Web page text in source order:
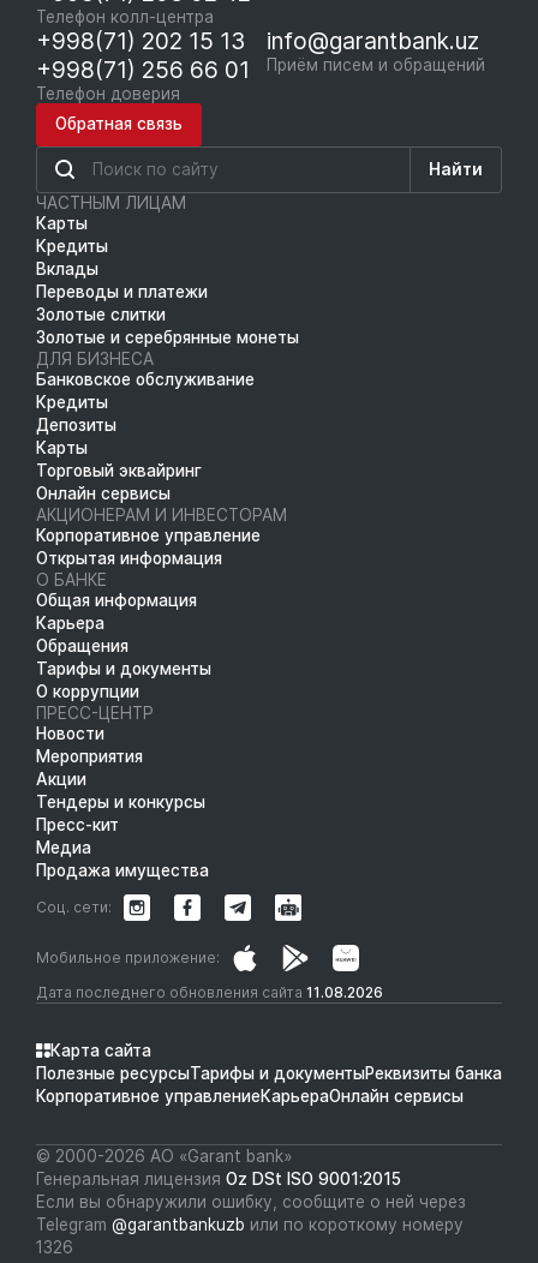
Телефон колл-центра
+998(71) 202 15 13
+998(71) 256 66 01
Телефон доверия
info@garantbank.uz
Приём писем и обращений
Обратная связь
Найти
ЧАСТНЫМ ЛИЦАМ
Карты
Кредиты
Вклады
Переводы и платежи
Золотые слитки
Золотые и серебрянные монеты
ДЛЯ БИЗНЕСА
Банковское обслуживание
Кредиты
Депозиты
Карты
Торговый эквайринг
Онлайн сервисы
АКЦИОНЕРАМ И ИНВЕСТОРАМ
Корпоративное управление
Открытая информация
О БАНКЕ
Общая информация
Карьера
Обращения
Тарифы и документы
О коррупции
ПРЕСС-ЦЕНТР
Новости
Мероприятия
Акции
Тендеры и конкурсы
Пресс-кит
Медиа
Продажа имущества
Дата последнего обновления сайта 11.08.2026
Мобильное приложение:
Соц. сети:
Карта сайта
Полезные ресурсыТарифы и документыРеквизиты банка
Корпоративное управлениеКарьераОнлайн сервисы
© 2000-2026 АО «Garant bank»
Генеральная лицензия Oz DSt ISO 9001:2015
Если вы обнаружили ошибку, сообщите о ней через
Telegram @garantbankuzb или по короткому номеру
1326